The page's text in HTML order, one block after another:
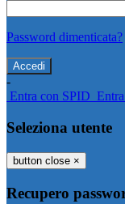
Password dimenticata?
-
Entra con SPID
Seleziona utente
button close ×
Recupero